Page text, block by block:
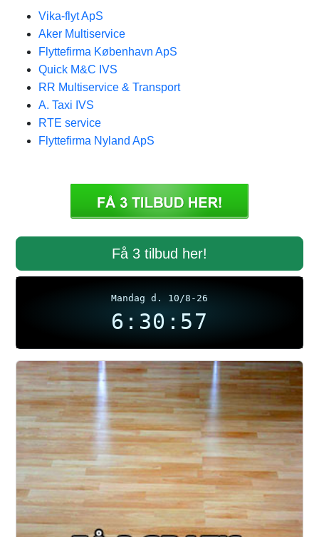
Vika-flyt ApS
Aker Multiservice
Flyttefirma København ApS
Quick M&C IVS
RR Multiservice & Transport
A. Taxi IVS
RTE service
Flyttefirma Nyland ApS
Få 3 tilbud her!
Mandag d. 10/8-26
6:30:58